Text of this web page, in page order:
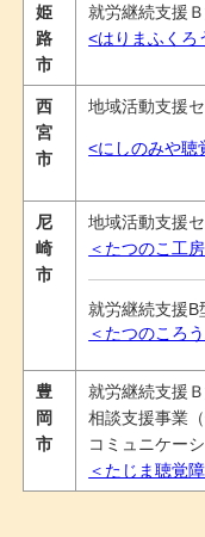
姫
路
市
就労継続支援
<はりまふくろ
西
宮
市
地域活動支援
<にしのみや聴
尼
崎
市
地域活動支援
＜たつのこ工
就労継続支援B
＜たつのころ
豊
岡
市
就労継続支援
相談支援事業
コミュニケー
＜たじま聴覚